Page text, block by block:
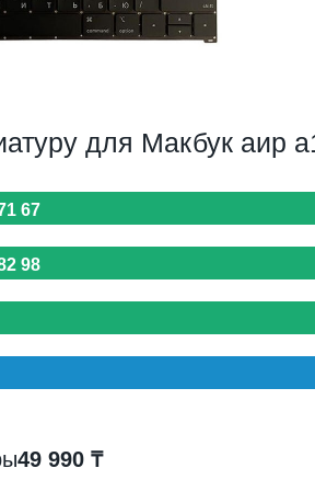
для Макбук аир
67
98
49 990 ₸